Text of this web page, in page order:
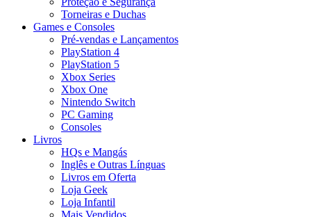
Torneiras e Duchas
Games e Consoles
Pré-vendas e Lançamentos
PlayStation 4
PlayStation 5
Xbox Series
Xbox One
Nintendo Switch
PC Gaming
Consoles
Livros
HQs e Mangás
Inglês e Outras Línguas
Livros em Oferta
Loja Geek
Loja Infantil
Mais Vendidos